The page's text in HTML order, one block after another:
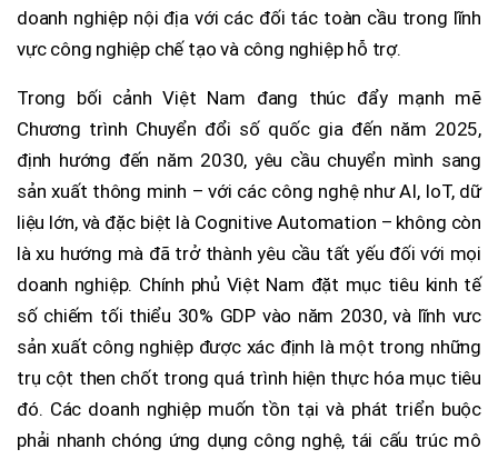
doanh nghiệp nội địa với các đối tác toàn cầu trong lĩnh
vực công nghiệp chế tạo và công nghiệp hỗ trợ.
Trong bối cảnh Việt Nam đang thúc đẩy mạnh mẽ
Chương trình Chuyển đổi số quốc gia đến năm 2025,
định hướng đến năm 2030, yêu cầu chuyển mình sang
sản xuất thông minh – với các công nghệ như AI, IoT, dữ
liệu lớn, và đặc biệt là Cognitive Automation – không còn
là xu hướng mà đã trở thành yêu cầu tất yếu đối với mọi
doanh nghiệp. Chính phủ Việt Nam đặt mục tiêu kinh tế
số chiếm tối thiểu 30% GDP vào năm 2030, và lĩnh vưc
sản xuất công nghiệp được xác định là một trong những
trụ cột then chốt trong quá trình hiện thực hóa mục tiêu
đó. Các doanh nghiệp muốn tồn tại và phát triển buộc
phải nhanh chóng ứng dụng công nghệ, tái cấu trúc mô